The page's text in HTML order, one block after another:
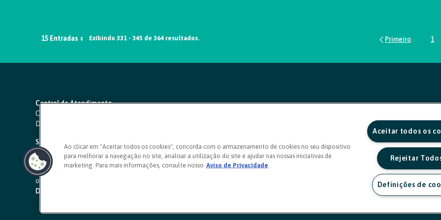
15 Entradas Exibindo 331 - 345 de 364 resultados. 1
Central de Atendimento
Capitais e regiões metropolitanas:
Demais localidades:
SAC 24 horas
Ouvidoria
0800 725 0996
(de segunda a sexta, das 8h às 20h)
ouvidoriasicoob.com.br
Deficientes auditivos ou de fala
Ao clicar em "Aceitar todos os cookies", concorda com o armazenamento de cookies no seu dispositivo
para melhorar a navegação no site, analisar a utilização do site e ajudar nas nossas iniciativas de
marketing. Para mais informações, consulte nosso Aviso de Privacidade
Aceitar todos os
Rejeitar
Definições de